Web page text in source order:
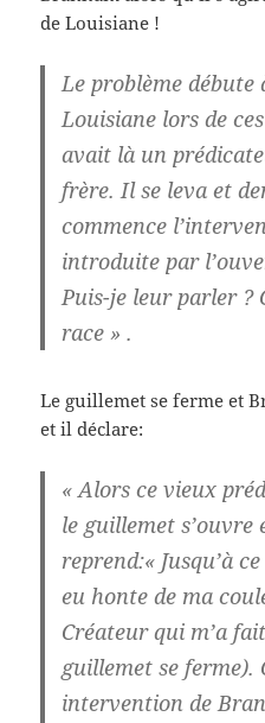
de Louisiane !
Le problème débute
Louisiane lors de
avait là un
frère. Il se leva et
commence
introduite par
Puis-je leur parler ?
race » .
Le guillemet se ferme et
et il déclare:
« Alors ce vieux
le guillemet
reprend:« Jusqu’à
eu honte de ma
Créateur qui m’a
guillemet se ferme).
intervention de